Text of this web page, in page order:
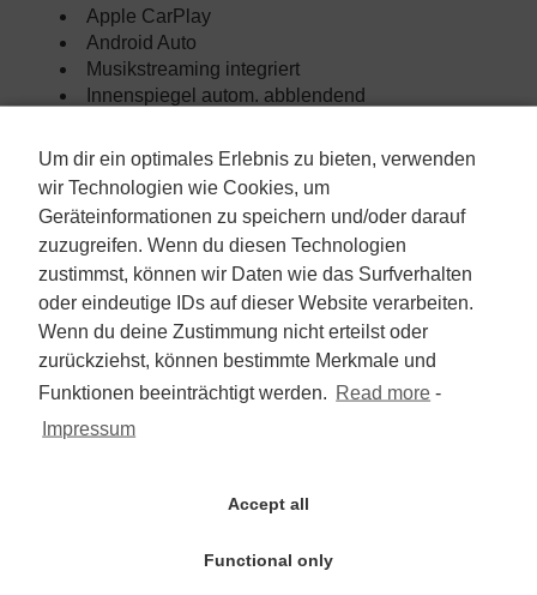
Um dir ein optimales Erlebnis zu bieten, verwenden
wir Technologien wie Cookies, um
Geräteinformationen zu speichern und/oder darauf
zuzugreifen. Wenn du diesen Technologien
zustimmst, können wir Daten wie das Surfverhalten
oder eindeutige IDs auf dieser Website verarbeiten.
Wenn du deine Zustimmung nicht erteilst oder
zurückziehst, können bestimmte Merkmale und
Funktionen beeinträchtigt werden.
Read more -
Impressum
Accept all
Functional only
Apple CarPlay
Android Auto
Musikstreaming integriert
Innenspiegel autom. abblendend
Geschwindigkeitsbegrenzer
HU neu
Inspektion neu
Abstandswarner
Beschreibung:
Sehr gepflegtes Gebrauchtfahrzeug aus
SCHECKHEFTGEPFLEGT alle
Inspektionen (Service) bei
Vertragswerkstatt durchgeführt
HU & AU Neu
WEITERE FAHRZEUGBILDER FINDEN